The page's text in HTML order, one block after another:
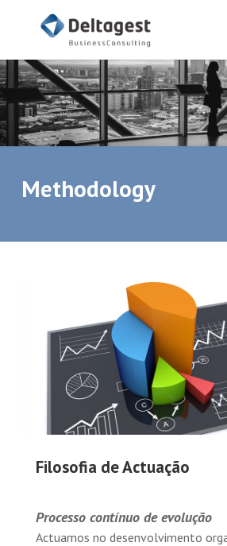
Methodology
Filosofia de Actuação
Processo contínuo de evolução
Actuamos no desenvolvimento